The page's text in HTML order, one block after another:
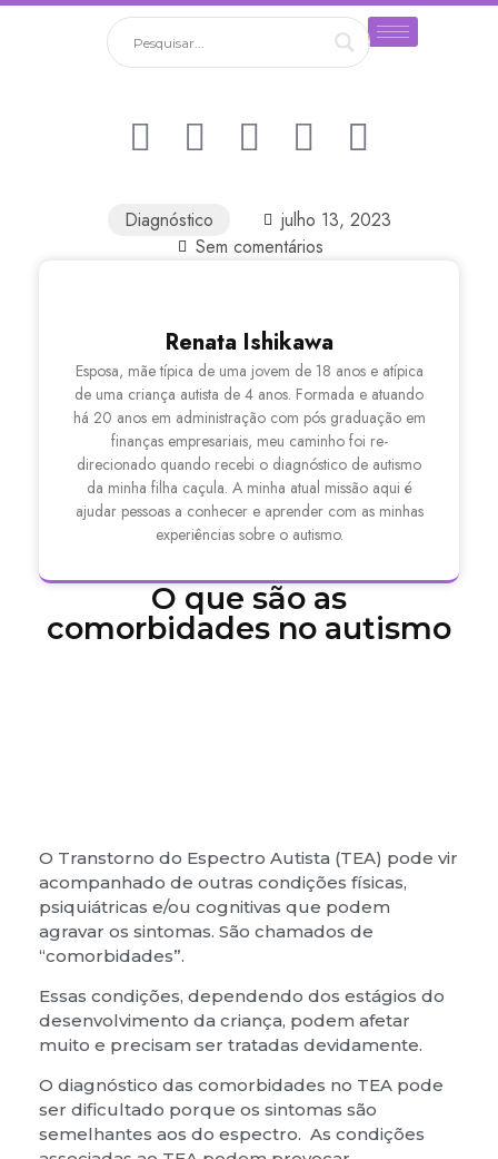
Diagnóstico
julho 13, 2023
Sem comentários
Renata Ishikawa
Esposa, mãe típica de uma jovem de 18 anos e atípica
de uma criança autista de 4 anos. Formada e atuando
há 20 anos em administração com pós graduação em
finanças empresariais, meu caminho foi re-
direcionado quando recebi o diagnóstico de autismo
da minha filha caçula. A minha atual missão aqui é
ajudar pessoas a conhecer e aprender com as minhas
experiências sobre o autismo.
O que são as
comorbidades no autismo
muito e precisam ser tratadas devidamente.
O diagnóstico das comorbidades no TEA pode
ser dificultado porque os sintomas são
semelhantes aos do espectro. As condições
agressividade,irritabilidade, comportamentos
repetitivo e outros, e isso dificulta o diagnóstico,
pois esses comportamentos são, muitas vezes,
associados ao TEA.
É de extrema importância ter o diagnóstico do
autismo o quanto antes e também avaliar se o